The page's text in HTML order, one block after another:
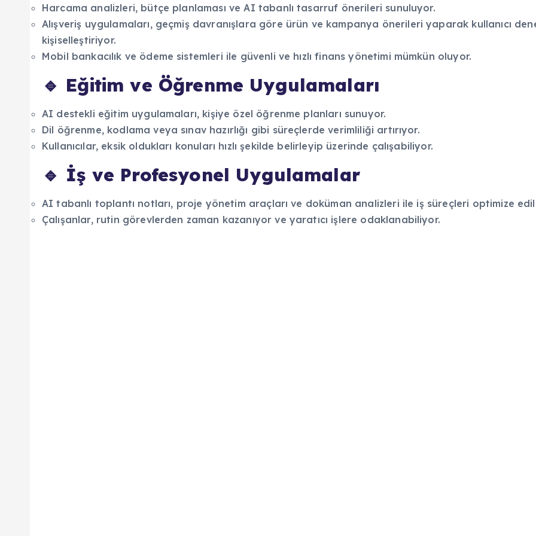
Harcama analizleri, bütçe planlaması ve AI tabanlı tasarruf önerileri sunuluyor.
Alışveriş uygulamaları, geçmiş davranışlara göre ürün ve kampanya önerileri yaparak kullanıcı
kişiselleştiriyor.
Mobil bankacılık ve ödeme sistemleri ile güvenli ve hızlı finans yönetimi mümkün oluyor.
🔹 Eğitim ve Öğrenme Uygulamaları
AI destekli eğitim uygulamaları, kişiye özel öğrenme planları sunuyor.
Dil öğrenme, kodlama veya sınav hazırlığı gibi süreçlerde verimliliği artırıyor.
Kullanıcılar, eksik oldukları konuları hızlı şekilde belirleyip üzerinde çalışabiliyor.
🔹 İş ve Profesyonel Uygulamalar
AI tabanlı toplantı notları, proje yönetim araçları ve doküman analizleri ile iş süreçleri optimize
Çalışanlar, rutin görevlerden zaman kazanıyor ve yaratıcı işlere odaklanabiliyor.